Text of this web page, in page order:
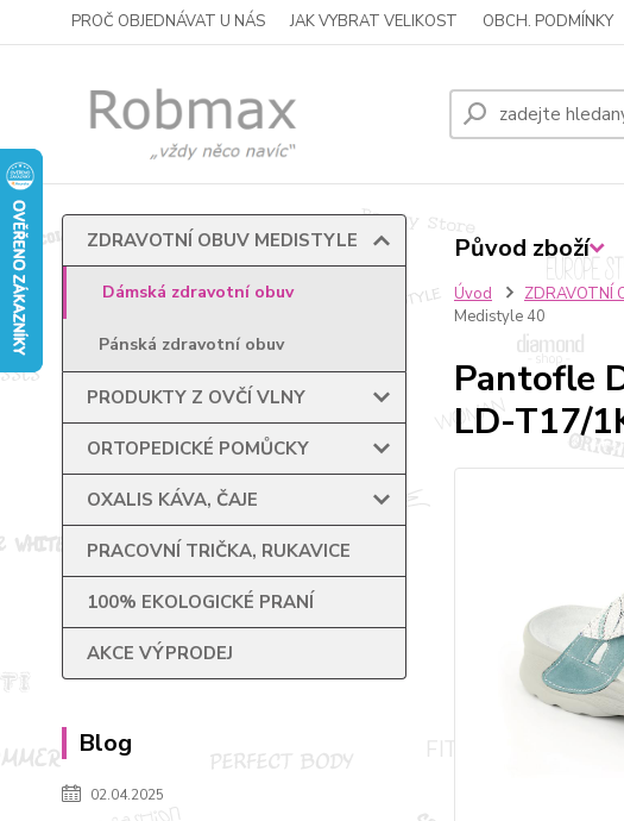
PROČ OBJEDNÁVAT U NÁS JAK VYBRAT VELIKOST OBCH. PODMÍNKY
ZDRAVOTNÍ OBUV MEDISTYLE
Dámská zdravotní obuv
Pánská zdravotní obuv
PRODUKTY Z OVČÍ VLNY
ORTOPEDICKÉ POMŮCKY
OXALIS KÁVA, ČAJE
PRACOVNÍ TRIČKA, RUKAVICE
100% EKOLOGICKÉ PRANÍ
AKCE VÝPRODEJ
Blog
02.04.2025
Úvod ZDRAVOTNÍ
Medistyle 40
Pantofle
LD-T17/
Původ zboží